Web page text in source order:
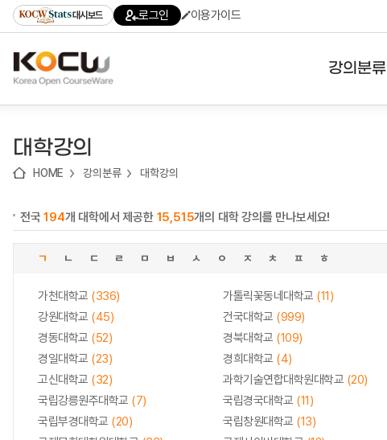
기
기
기
content)
가
대시보드 로그인 이용가이드
강의분류
대학강의
HOME 강의분류 대학강의
전국194개 대학에서 제공한 15,515개의 대학 강의를 만나보세요!
ㄱ ㄴ ㄷ ㄹ ㅁ ㅂ ㅅ ㅇ ㅈ ㅊ ㅍ ㅎ
가천대학교 (336) 가톨릭꽃동네대학교 (11)
강원대학교 (45) 건국대학교 (999)
경동대학교 (52) 경북대학교 (109)
경일대학교 (23) 경희대학교 (4)
고신대학교 (32) 과학기술연합대학원대학교 (20)
국립강릉원주대학교 (7) 국립경국대학교 (11)
국립부경대학교 (20) 국립창원대학교 (13)